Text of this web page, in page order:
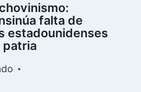
falta de
estadounidenses
patria